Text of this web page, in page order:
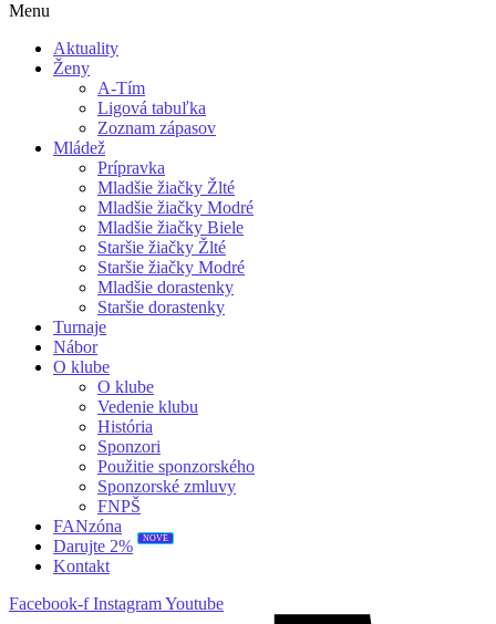
Menu
Aktuality
Ženy
A-Tím
Ligová tabuľka
Zoznam zápasov
Mládež
Prípravka
Mladšie žiačky Žlté
Mladšie žiačky Modré
Mladšie žiačky Biele
Staršie žiačky Žlté
Staršie žiačky Modré
Mladšie dorastenky
Staršie dorastenky
Turnaje
Nábor
O klube
O klube
Vedenie klubu
História
Sponzori
Použitie sponzorského
Sponzorské zmluvy
FNPŠ
FANzóna
Darujte 2%
NOVÉ
Kontakt
Facebook-f InstagramYoutube